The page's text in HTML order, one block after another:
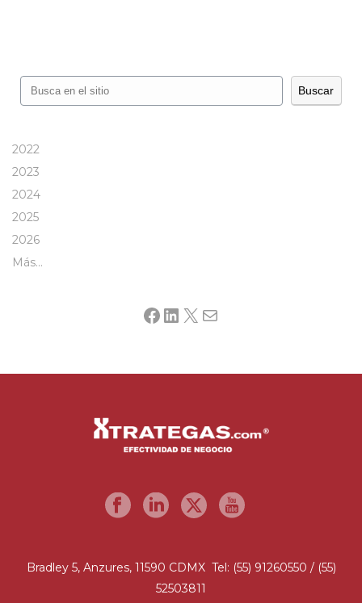
Buscar Buscar
2022
2023
2024
2025
2026
Más…
Facebook
LinkedIn
X Mail
Bradley 5, Anzures, 11590 CDMX Tel: (55) 91260550 / (55)
52503811